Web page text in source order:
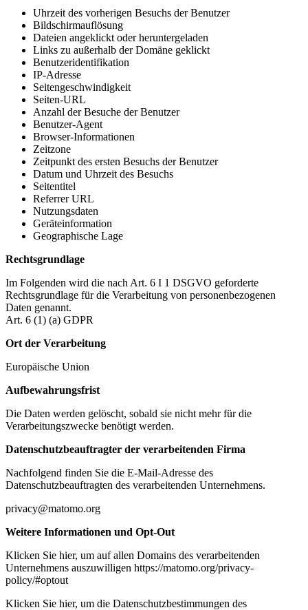
Uhrzeit des vorherigen Besuchs der Benutzer
Bildschirmauflösung
Dateien angeklickt oder heruntergeladen
Links zu außerhalb der Domäne geklickt
Benutzeridentifikation
IP-Adresse
Seitengeschwindigkeit
Seiten-URL
Anzahl der Besuche der Benutzer
Benutzer-Agent
Browser-Informationen
Zeitzone
Zeitpunkt des ersten Besuchs der Benutzer
Datum und Uhrzeit des Besuchs
Seitentitel
Referrer URL
Nutzungsdaten
Geräteinformation
Geographische Lage
Rechtsgrundlage
Im Folgenden wird die nach Art. 6 I 1 DSGVO geforderte
Rechtsgrundlage für die Verarbeitung von personenbezogenen
Daten genannt.
Art. 6 (1) (a) GDPR
Ort der Verarbeitung
Europäische Union
Aufbewahrungsfrist
Die Daten werden gelöscht, sobald sie nicht mehr für die
Verarbeitungszwecke benötigt werden.
Datenschutzbeauftragter der verarbeitenden Firma
Nachfolgend finden Sie die E-Mail-Adresse des
Datenschutzbeauftragten des verarbeitenden Unternehmens.
privacy@matomo.org
Weitere Informationen und Opt-Out
Klicken Sie hier, um auf allen Domains des verarbeitenden
Unternehmens auszuwilligen https://matomo.org/privacy-
policy/#optout
Klicken Sie hier, um die Datenschutzbestimmungen des